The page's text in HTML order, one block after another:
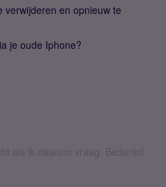
verwijderen en opnieuw te
je oude Iphone?
als ik daarom vraag. Bedankt!